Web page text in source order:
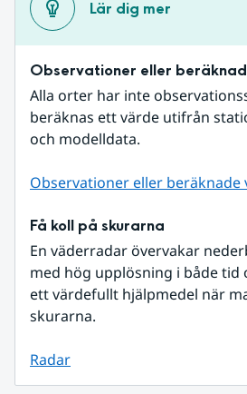
Lär dig mer
Observationer eller
Alla orter har inte
beräknas ett värde utifrån
och modelldata.
Observationer eller beräknade
Få koll på skurarna
En väderradar övervakar
med hög upplösning i både tid
ett värdefullt hjälpmedel när
skurarna.
Radar